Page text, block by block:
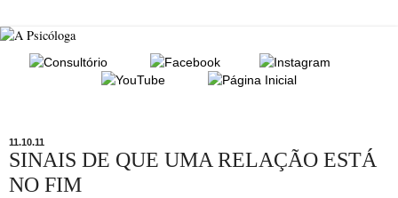
11.10.11
SINAIS DE QUE UMA RELAÇÃO ESTÁ
NO FIM